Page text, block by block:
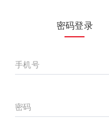
密码登录
手机号
密码